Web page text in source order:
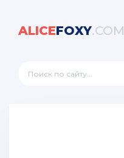
ALICEFOXY.COM